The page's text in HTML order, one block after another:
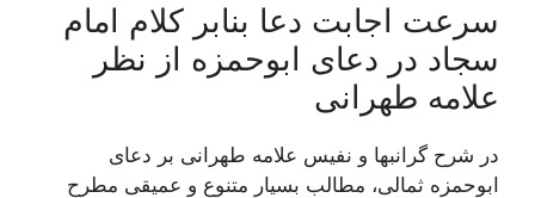
سرعت اجابت دعا بنابر کلام امام
سجاد در دعای ابوحمزه از نظر
علامه طهرانی
در شرح گرانبها و نفیس علامه طهرانی بر دعای
ابوحمزه ثمالی، مطالب بسیار متنوع و عمیقی مطرح